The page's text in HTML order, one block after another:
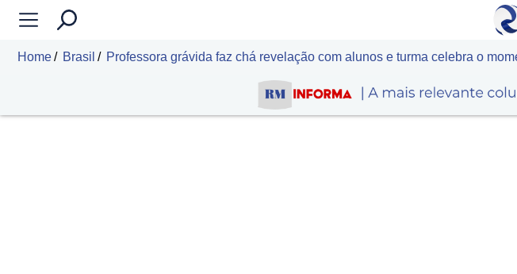
Home Brasil Professora grávida faz chá revelação com alunos e turma celebra o